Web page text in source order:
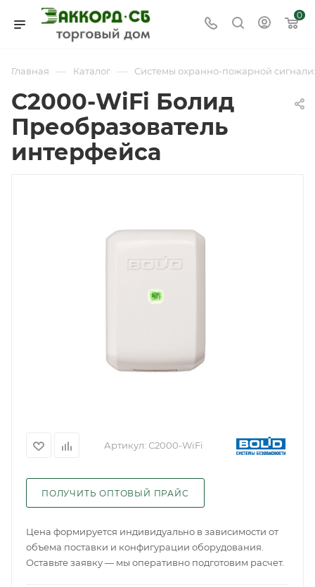
0
Главная — Каталог — Системы охранно-пожарной
С2000-WiFi Болид
Преобразователь
интерфейса
Артикул: С2000-WiFi
ПОЛУЧИТЬ ОПТОВЫЙ ПРАЙС
Цена формируется индивидуально в зависимости от
объема поставки и конфигурации оборудования.
Оставьте заявку — мы оперативно подготовим расчет.